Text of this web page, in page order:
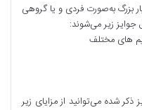
بزرگ به‌صورت فردی و یا گروهی
زیر می‌شوند:
شده می‌توانید از مزایای زیر